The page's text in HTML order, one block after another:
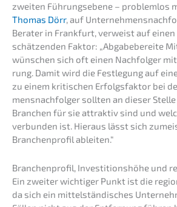
zweiten Führungs­ebe­ne – problem­los
Thomas Dörr, auf
Berater in Frank­furt, verweist auf
schät­zen­den Faktor: „Abgabe­be­rei­te
wünschen sich oft einen Nachfol­ger
rung. Damit wird die Festle­gung auf
zu einem kriti­schen Erfolgs­fak­tor bei
mens­nach­fol­ger sollten an dieser
Branchen für sie attrak­tiv sind und
verbun­den ist. Hieraus lässt sich
Branchen­pro­fil ableiten.“
Branchen­pro­fil, Inves­ti­ti­ons­hö­he und
Ein zweiter wichti­ger Punkt ist die
da sich ein mittel­stän­di­sches